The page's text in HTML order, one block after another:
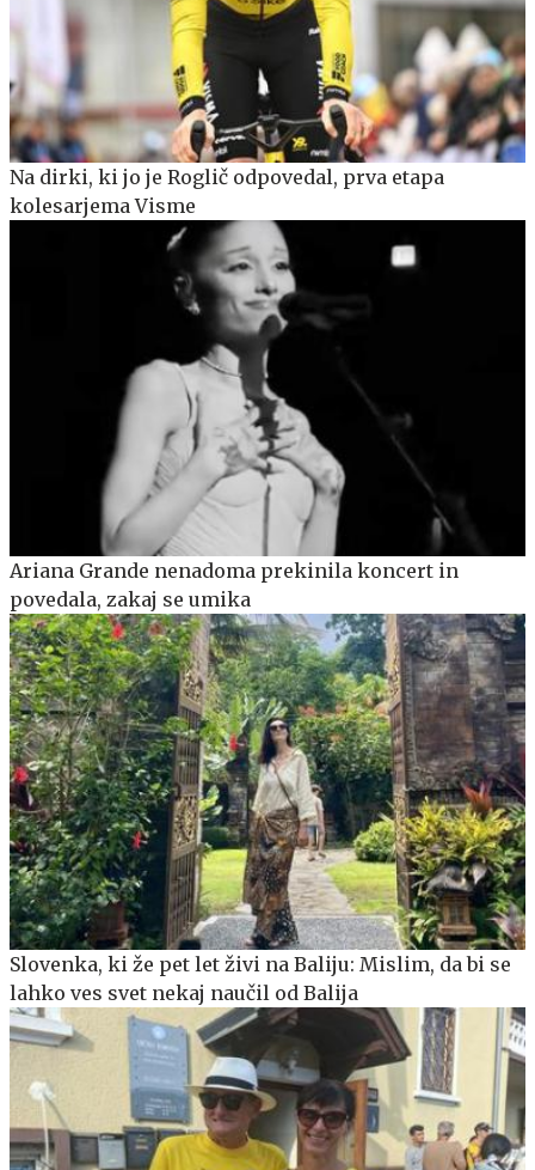
Na dirki, ki jo je Roglič odpovedal, prva etapa
kolesarjema Visme
Ariana Grande nenadoma prekinila koncert in
povedala, zakaj se umika
Slovenka, ki že pet let živi na Baliju: Mislim, da bi se
lahko ves svet nekaj naučil od Balija